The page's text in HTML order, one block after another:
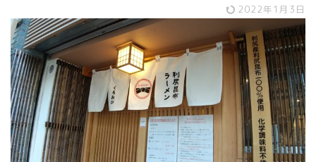
2022年1月3日